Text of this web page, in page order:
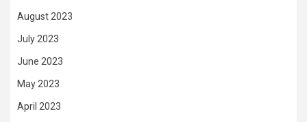
August 2023
July 2023
June 2023
May 2023
April 2023